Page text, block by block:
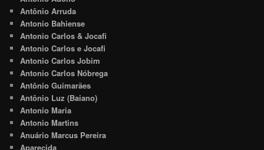
Antônio Arruda
Antonio Bahiense
Antonio Carlos & Jocafi
Antonio Carlos e Jocafi
Antonio Carlos Jobim
Antonio Carlos Nóbrega
Antônio Guimarães
Antônio Luz (Baiano)
Antonio Maria
Antonio Martins
Anuário Marcus Pereira
Aparecida